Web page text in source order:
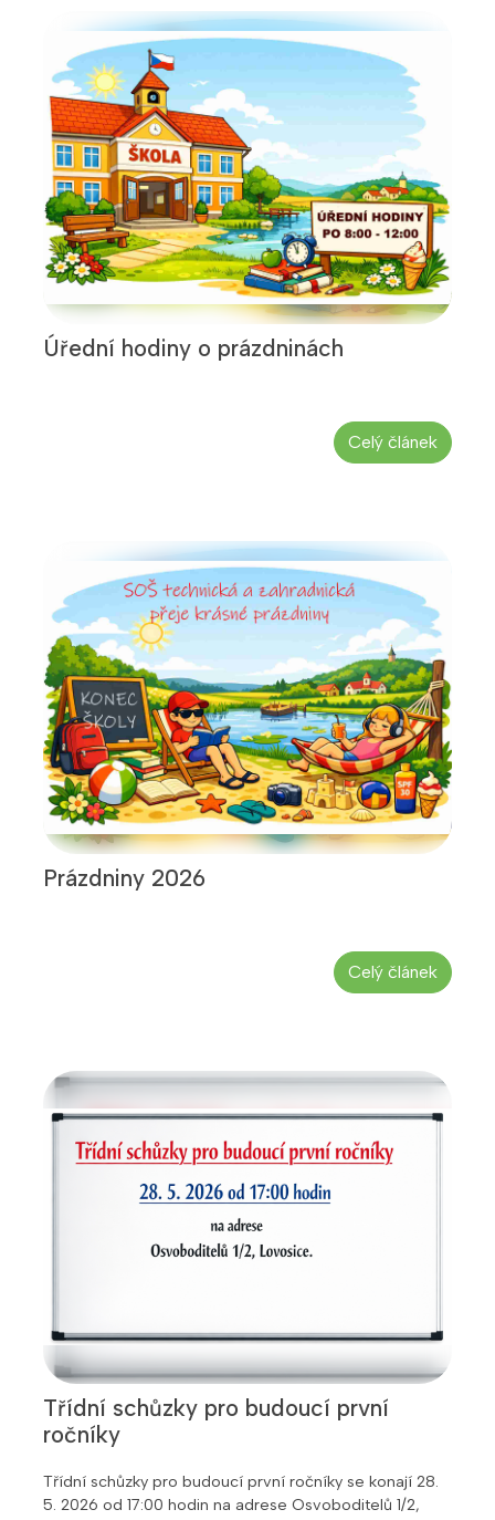
Úřední hodiny o prázdninách
Celý článek
Prázdniny 2026
Celý článek
Třídní schůzky pro budoucí první
ročníky
Třídní schůzky pro budoucí první ročníky se konají 28.
5. 2026 od 17:00 hodin na adrese Osvoboditelů 1/2,